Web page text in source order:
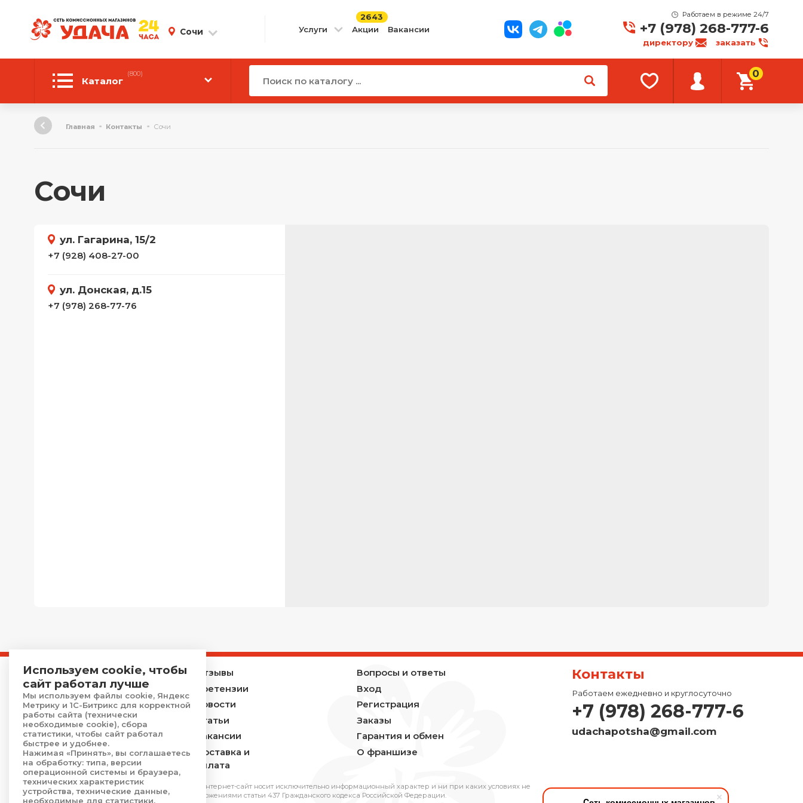
Сочи Услуги Акции
2643
Вакансии
Работаем в режиме 24/7
+7 (978) 268-777-6
директору заказать
Каталог
(800)
Автотовары
Компьютерная техника
ТВ и Видео
Товары для дома
0
Главная Контакты Сочи
Сочи
ул. Гагарина, 15/2
+7 (928) 408-27-00
ул. Донская, д.15
+7 (978) 268-77-76
Главная
Каталог
Услуги
Акции
О компании
Контакты
Отзывы
Претензии
Новости
Статьи
Вакансии
Доставка и
оплата
Вопросы и ответы
Вход
Регистрация
Заказы
Гарантия и обмен
О франшизе
Контакты
Работаем ежедневно и круглосуточно
+7 (978) 268-777-6
udachapotsha@gmail.com
*Обращаем Ваше внимание на то, что данный интернет-сайт носит исключительно информационный характер и ни при каких условиях не
является публичной офертой, определяемой положениями cтатьи 437 Гражданского кодекса Российской Федерации.
Используем cookie, чтобы
сайт работал лучше
Мы используем файлы cookie, Яндекс
Метрику и 1С-Битрикс для корректной
работы сайта (технически
необходимые cookie), сбора
статистики, чтобы сайт работал
быстрее и удобнее.
Нажимая «Принять», вы соглашаетесь
на обработку: типа, версии
операционной системы и браузера,
технических характеристик
устройства, технические данные,
необходимые для статистики.